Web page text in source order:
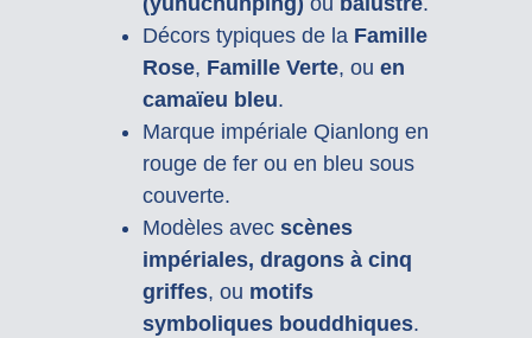
Décors typiques de la Famille
Rose, Famille Verte, ou en
camaïeu bleu.
Marque impériale Qianlong en
rouge de fer ou en bleu sous
couverte.
Modèles avec scènes
impériales, dragons à cinq
griffes, ou motifs
symboliques bouddhiques.